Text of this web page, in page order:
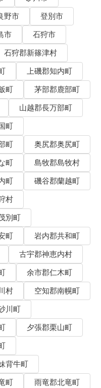
野市
登別市
市
石狩市
石狩郡新篠津村
上磯郡知内町
町
茅部郡鹿部町
山越郡長万部町
町
町
奥尻郡奥尻町
町
島牧郡島牧村
町
磯谷郡蘭越町
村
別町
町
岩内郡共和町
古宇郡神恵内村
余市郡仁木町
村
空知郡南幌町
川町
夕張郡栗山町
背牛町
町
雨竜郡北竜町